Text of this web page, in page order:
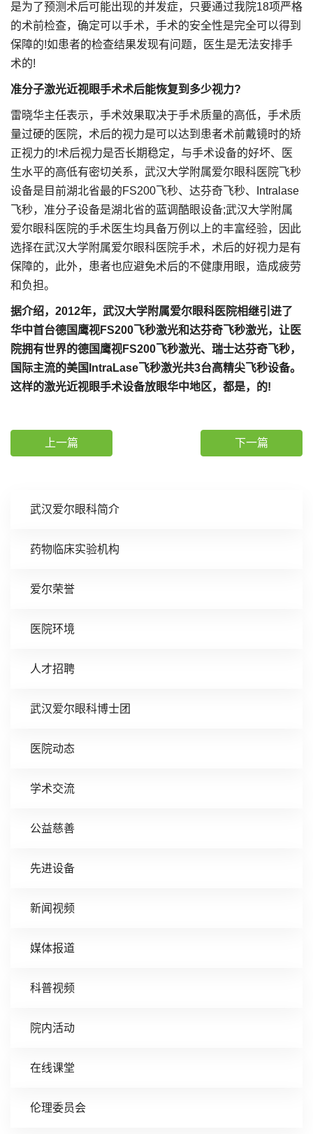
武汉爱尔眼科简介
药物临床实验机构
爱尔荣誉
医院环境
人才招聘
武汉爱尔眼科博士团
医院动态
学术交流
公益慈善
先进设备
新闻视频
媒体报道
科普视频
院内活动
在线课堂
伦理委员会
是为了预测术后可能出现的并发症，只要通过我院18项严格
的术前检查，确定可以手术，手术的安全性是完全可以得到
保障的!如患者的检查结果发现有问题，医生是无法安排手
术的!
准分子激光近视眼手术术后能恢复到多少视力?
雷晓华主任表示，手术效果取决于手术质量的高低，手术质
量过硬的医院，术后的视力是可以达到患者术前戴镜时的矫
正视力的!术后视力是否长期稳定，与手术设备的好坏、医
生水平的高低有密切关系，武汉大学附属爱尔眼科医院飞秒
设备是目前湖北省最的FS200飞秒、达芬奇飞秒、Intralase
飞秒，准分子设备是湖北省的蓝调酷眼设备;武汉大学附属
爱尔眼科医院的手术医生均具备万例以上的丰富经验，因此
选择在武汉大学附属爱尔眼科医院手术，术后的好视力是有
保障的，此外，患者也应避免术后的不健康用眼，造成疲劳
和负担。
据介绍，2012年，武汉大学附属爱尔眼科医院相继引进了
华中首台德国鹰视FS200飞秒激光和达芬奇飞秒激光，让医
院拥有世界的德国鹰视FS200飞秒激光、瑞士达芬奇飞秒，
国际主流的美国IntraLase飞秒激光共3台高精尖飞秒设备。
这样的激光近视眼手术设备放眼华中地区，都是，的!
上一篇 下一篇